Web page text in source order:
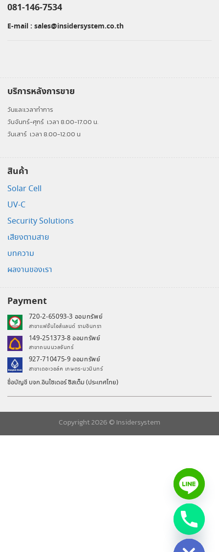
081-146-7534
E-mail : sales@insidersystem.co.th
บริการหลังการขาย
วันและเวลาทำการ
วันจันทร์-ศุกร์ เวลา 8.00-17.00 น.
วันเสาร์ เวลา 8.00-12.00 น
สินค้า
Solar Cell
UV-C
Security Solutions
เสียงตามสาย
บทความ
ผลงานของเรา
Payment
720-2-65093-3 ออมทรัพย์
สาขาแฟชั่นไอส์แลนด์ รามอินทรา
149-251373-8 ออมทรัพย์
สาขาถนนนวลจันทร์
927-710475-9 ออมทรัพย์
สาขาเดอะวอล์ค เกษตร-นวมินทร์
ชื่อบัญชี บจก.อินไซเดอร์ ซิสเต็ม (ประเทศไทย)
Copyright 2026 © Insidersystem
Hide
chaty